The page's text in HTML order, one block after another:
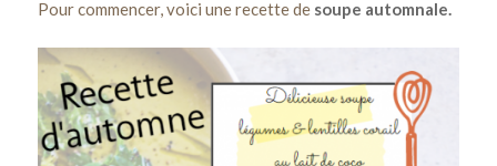
Pour commencer, voici une recette de soupe automnale.